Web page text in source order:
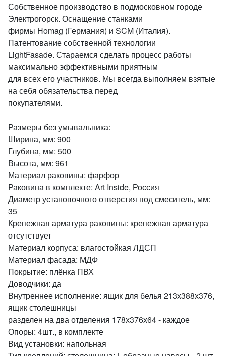
Собственное производство в подмосковном городе
Электрогорск. Оснащение станками
фирмы Homag (Германия) и SCM (Италия).
Патентование собственной технологии
LightFasade. Стараемся сделать процесс работы
максимально эффективными приятным
для всех его участников. Мы всегда выполняем взятые
на себя обязательства перед
покупателями.
Размеры без умывальника:
Ширина, мм: 900
Глубина, мм: 500
Высота, мм: 961
Материал раковины: фарфор
Раковина в комплекте: Art Inside, Россия
Диаметр установочного отверстия под смеситель, мм:
35
Крепежная арматура раковины: крепежная арматура
отсутствует
Материал корпуса: влагостойкая ЛДСП
Материал фасада: МДФ
Покрытие: плёнка ПВХ
Доводчики: да
Внутреннее исполнение: ящик для белья 213х388х376,
ящик столешницы
разделен на два отделения 178х376х64 - каждое
Опоры: 4шт., в комплекте
Вид установки: напольная